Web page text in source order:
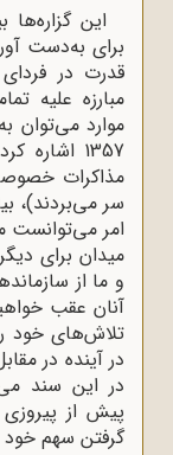
این
برای به‌دست
قدرت در
مبارزه علیه
1357
مذاکرات
سر می‌بردند)،
امر می‌توانست
میدان برای
و ما از
آنان عقب
تلاش‌های خود
در آینده در
در این سند
پیش از پیروزی
گرفتن سهم خود